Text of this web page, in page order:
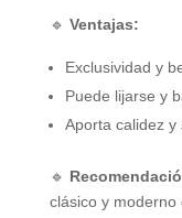
🔹 Ventajas:
Exclusividad y
Puede lijarse y
Aporta calidez y
🔹
clásico y moderno